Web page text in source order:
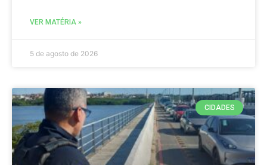
VER MATÉRIA »
5 de agosto de 2026
CIDADES